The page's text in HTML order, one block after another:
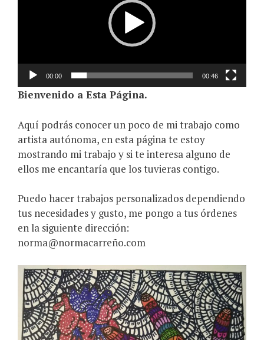
00:00 00:46
Bienvenido a Esta Página.
Aquí podrás conocer un poco de mi trabajo como
artista autónoma, en esta página te estoy
mostrando mi trabajo y si te interesa alguno de
ellos me encantaría que los tuvieras contigo.
Puedo hacer trabajos personalizados dependiendo
tus necesidades y gusto, me pongo a tus órdenes
en la siguiente dirección:
norma@normacarreño.com